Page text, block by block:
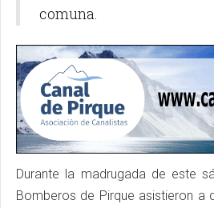
comuna.
Durante la madrugada de este
Bomberos de Pirque asistieron a